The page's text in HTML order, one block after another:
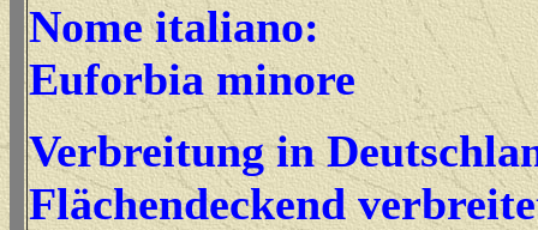
Nome italiano:
Euforbia minore
Verbreitung in
Flächendeckend